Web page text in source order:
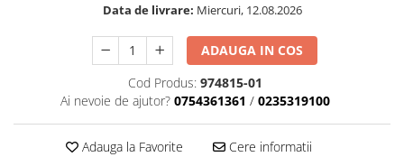
Casa si gradina
Home & Deco
Dezinfectanti
Accesorii Audio Hi-Fi
Data de livrare: Miercuri, 12.08.2026
ADAUGA IN COS
Cod Produs: 974815-01
Ai nevoie de ajutor? 0754361361 / 0235319100
Adauga la Favorite Cere informatii